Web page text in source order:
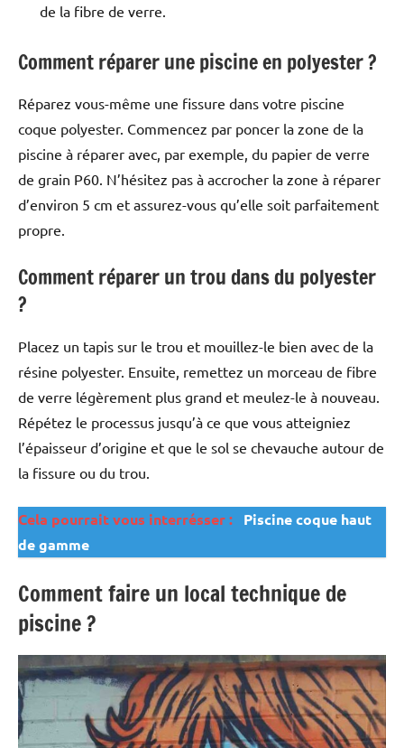
de la fibre de verre.
Comment réparer une piscine en polyester ?
Réparez vous-même une fissure dans votre piscine
coque polyester. Commencez par poncer la zone de la
piscine à réparer avec, par exemple, du papier de verre
de grain P60. N’hésitez pas à accrocher la zone à réparer
d’environ 5 cm et assurez-vous qu’elle soit parfaitement
propre.
Comment réparer un trou dans du polyester
?
Placez un tapis sur le trou et mouillez-le bien avec de la
résine polyester. Ensuite, remettez un morceau de fibre
de verre légèrement plus grand et meulez-le à nouveau.
Répétez le processus jusqu’à ce que vous atteigniez
l’épaisseur d’origine et que le sol se chevauche autour de
la fissure ou du trou.
Cela pourrait vous interrésser :
Piscine coque haut
de gamme
Comment faire un local technique de
piscine ?